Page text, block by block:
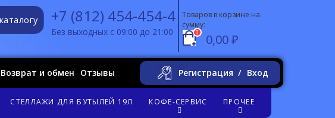
+7 (812) 454-454-4
Без выходных с 09:00 до 21:00
Товаров в корзине на
сумму:
0 0,00 ₽
Возврат и обмен Отзывы Регистрация Вход
СТЕЛЛАЖИ ДЛЯ БУТЫЛЕЙ 19Л КОФЕ-СЕРВИС ПРОЧЕЕ